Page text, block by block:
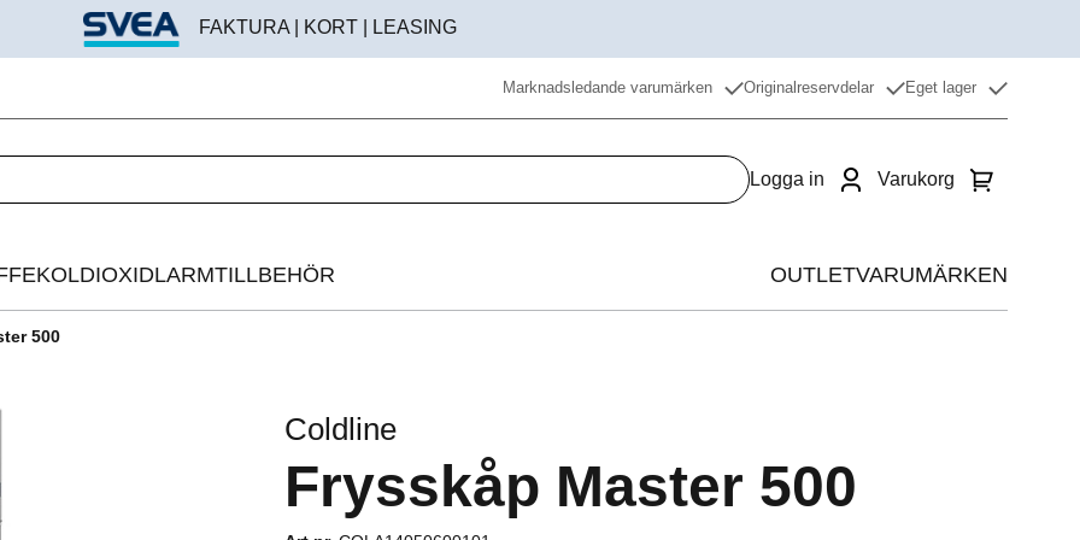
FAKTURA | KORT | LEASING
Logga in Varukorg
kaffemaskin
KOLDIOXIDLARMTILLBEHÖR
Disk & rengöring
OUTLET
Restaurangdiskmaskin
VARUMÄRKEN
Marknadsledande varumärken Originalreservdelar Eget lager
500
Coldline
Frysskåp Master 500